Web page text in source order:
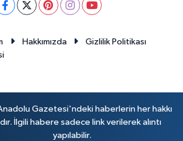
Hakkımızda
Gizlilik Politikası
Gazetesi'ndeki haberlerin her hakkı
İlgili habere sadece link verilerek alıntı
yapılabilir.